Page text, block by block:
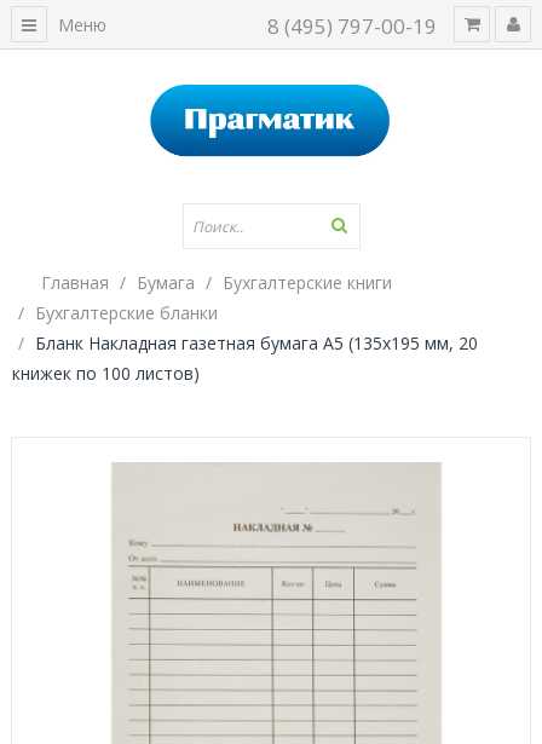
8 (495) 797-00-19
Меню
Главная Бумага
Бухгалтерские книги
Бухгалтерские бланки
Бланк Накладная газетная бумага А5 (135х195 мм, 20
книжек по 100 листов)